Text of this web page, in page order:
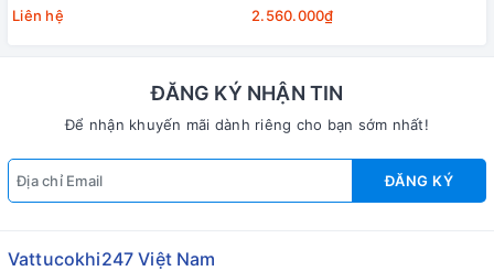
Liên hệ
2.560.000₫
ĐĂNG KÝ NHẬN TIN
Để nhận khuyến mãi dành riêng cho bạn sớm nhất!
ĐĂNG KÝ
Vattucokhi247 Việt Nam